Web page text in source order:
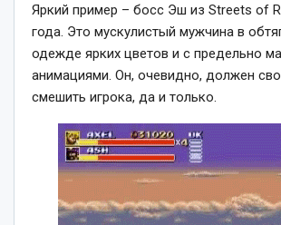
Яркий пример – босс Эш из Streets of
года. Это мускулистый мужчина в
одежде ярких цветов и с предельно
анимациями. Он, очевидно, должен
смешить игрока, да и только.